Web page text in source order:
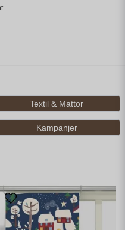
Textil & Mattor
Kampanjer